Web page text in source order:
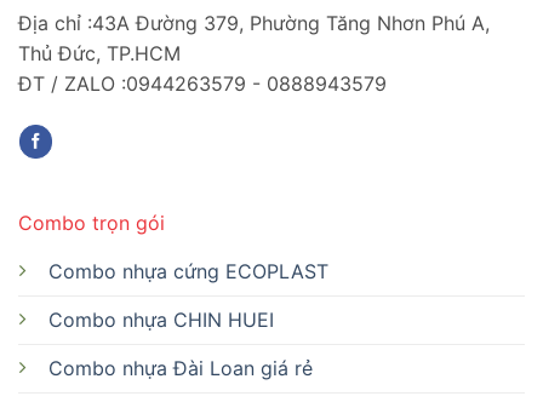
Địa chỉ :43A Đường 379, Phường Tăng Nhơn Phú A,
Thủ Đức, TP.HCM
ĐT / ZALO :0944263579 - 0888943579
Combo trọn gói
Combo nhựa cứng ECOPLAST
Combo nhựa CHIN HUEI
Combo nhựa Đài Loan giá rẻ